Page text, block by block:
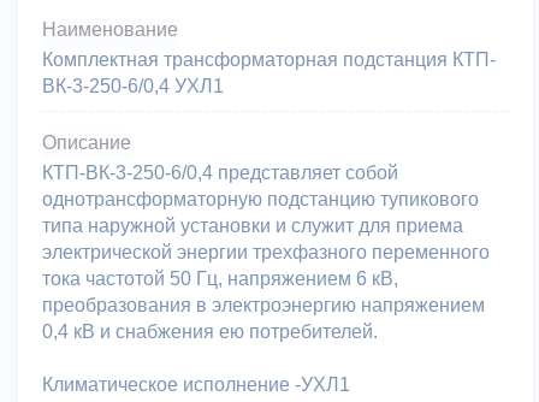
Наименование
Комплектная трансформаторная подстанция КТП-
ВК-3-250-6/0,4 УХЛ1
Описание
КТП-ВК-3-250-6/0,4 представляет собой
однотрансформаторную подстанцию тупикового
типа наружной установки и служит для приема
электрической энергии трехфазного переменного
тока частотой 50 Гц, напряжением 6 кВ,
преобразования в электроэнергию напряжением
0,4 кВ и снабжения ею потребителей.
Климатическое исполнение -УХЛ1